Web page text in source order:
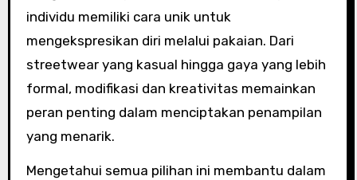
individu memiliki cara unik untuk
mengekspresikan diri melalui pakaian. Dari
streetwear yang kasual hingga gaya yang lebih
formal, modifikasi dan kreativitas memainkan
peran penting dalam menciptakan penampilan
yang menarik.
Mengetahui semua pilihan ini membantu dalam